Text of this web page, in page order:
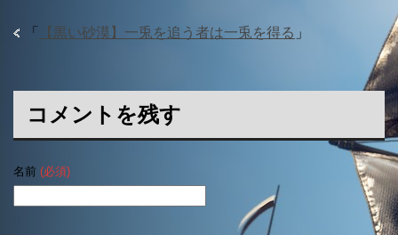
「 【黒い砂漠】一兎を追う者は一兎を得る 」
コメントを残す
名前 (必須)